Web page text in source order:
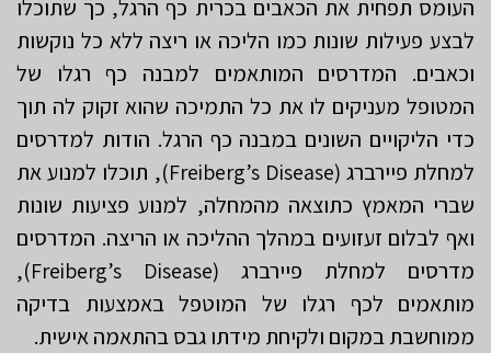
העומס תפחית את הכאבים בכרית כף הרגל, כך שתוכלו
לבצע פעילות שונות כמו הליכה או ריצה ללא כל נוקשות
וכאבים. המדרסים המותאמים למבנה כף רגלו של
המטופל מעניקים לו את כל התמיכה שהוא זקוק לה תוך
כדי הליקויים השונים במבנה כף הרגל. הודות למדרסים
למחלת פיירברג (Freiberg’s Disease), תוכלו למנוע את
שברי המאמץ כתוצאה מהמחלה, למנוע פציעות שונות
ואף לבלום זעזועים במהלך ההליכה או הריצה. המדרסים
מדרסים למחלת פיירברג (Freiberg’s Disease),
מותאמים לכף רגלו של המוטפל באמצעות בדיקה
ממוחשבת במקום ולקיחת מידתו גבס בהתאמה אישית.